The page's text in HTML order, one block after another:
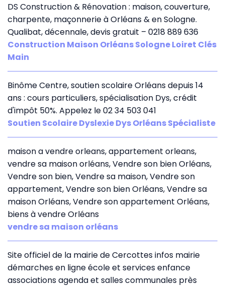
DS Construction & Rénovation : maison, couverture,
charpente, maçonnerie à Orléans & en Sologne.
Qualibat, décennale, devis gratuit – 0218 889 636
Construction Maison Orléans Sologne Loiret Clés
Main
Binôme Centre, soutien scolaire Orléans depuis 14
ans : cours particuliers, spécialisation Dys, crédit
d'impôt 50%. Appelez le 02 34 503 041
Soutien Scolaire Dyslexie Dys Orléans Spécialiste
maison a vendre orleans, appartement orleans,
vendre sa maison orléans, Vendre son bien Orléans,
Vendre son bien, Vendre sa maison, Vendre son
appartement, Vendre son bien Orléans, Vendre sa
maison Orléans, Vendre son appartement Orléans,
biens à vendre Orléans
vendre sa maison orléans
Site officiel de la mairie de Cercottes infos mairie
démarches en ligne école et services enfance
associations agenda et salles communales près